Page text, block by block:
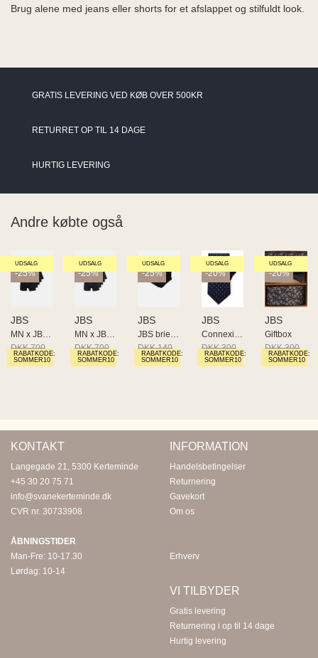
Brug alene med jeans eller shorts for et afslappet og stilfuldt look.
GRATIS LEVERING VED KØB OVER 500KR
RETURRET OP TIL 14 DAGE
HURTIG LEVERING
Andre købte også
UDSALG
RABATKODE:
SOMMER10
-25%
JBS
DKK 700
DKK 525
UDSALG
RABATKODE:
SOMMER10
-25%
JBS
MN x JBS of DK 5-pack giftbox
DKK 700
DKK 525
UDSALG
RABATKODE:
SOMMER10
-25%
JBS
DKK 140
DKK 105
UDSALG
RABATKODE:
SOMMER10
-20%
JBS
DKK 300
DKK 240
UDSALG
RABATKODE:
SOMMER10
-20%
JBS
Giftbox
DKK 300
DKK 240
KONTAKT
Langegade 21, 5300 Kerteminde
+45 30 20 75 71
info@svanekerteminde.dk
CVR nr. 30733908
ÅBNINGSTIDER
Man-Fre: 10-17.30
Lørdag: 10-14
INFORMATION
Handelsbetingelser
Returnering
Gavekort
Om os
Erhverv
VI TILBYDER
Gratis levering
Returnering i op til 14 dage
Hurtig levering